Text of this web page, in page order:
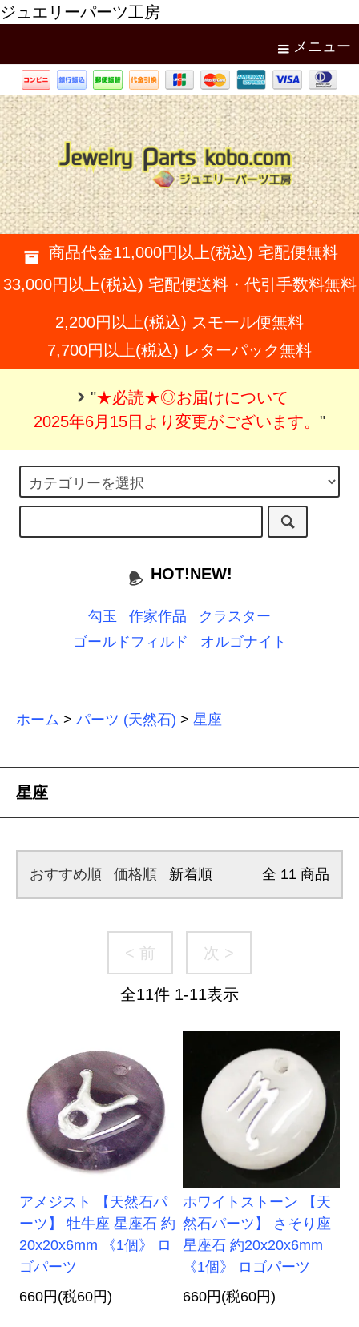
ジュエリーパーツ工房
メニュー
商品代金11,000円以上(税込) 宅配便無料
33,000円以上(税込) 宅配便送料・代引手数料無料
2,200円以上(税込) スモール便無料
7,700円以上(税込) レターパック無料
"★必読★◎お届けについて
2025年6月15日より変更がございます。 "
HOT!NEW!
勾玉 作家作品
クラスター
ゴールドフィルド
オルゴナイト
ホーム > パーツ (天然石) > 星座
星座
おすすめ順 価格順 新着順 全 11 商品
< 前 次 >
全11件 1-11表示
アメジスト 【天然石パ
ーツ】 牡牛座 星座石 約
20x20x6mm 《1個》 ロ
ゴパーツ
660円(税60円)
ホワイトストーン 【天
然石パーツ】 さそり座
星座石 約20x20x6mm
《1個》 ロゴパーツ
660円(税60円)